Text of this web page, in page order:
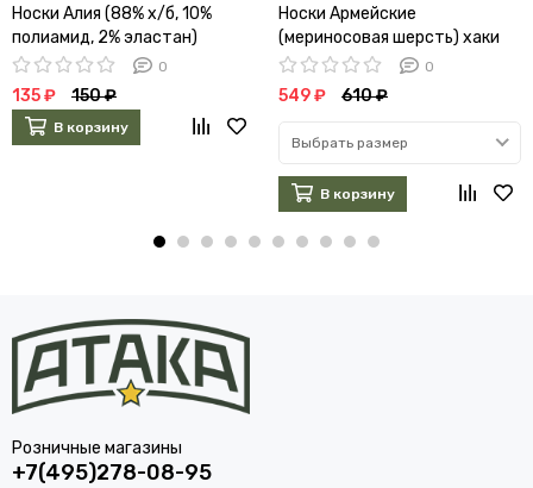
Носки Алия (88% х/б, 10%
полиамид, 2% эластан)
0
135 ₽ 150 ₽
В корзину
Носки Армейские
(мериносовая шерсть) хаки
0
549 ₽ 610 ₽
Выбрать размер
В корзину
Розничные магазины
+7(495)278-08-95